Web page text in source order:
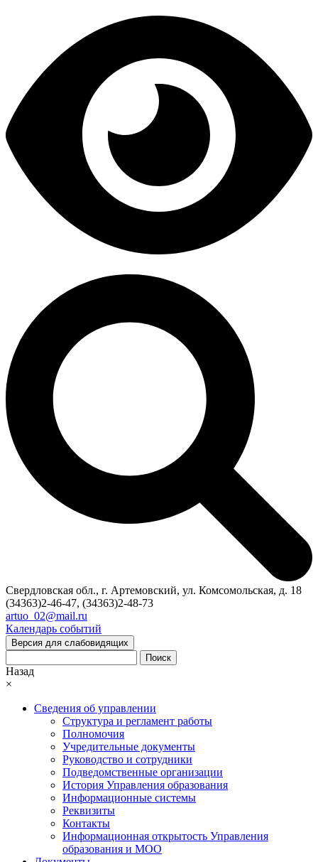
Свердловская обл., г. Артемовский, ул. Комсомольская, д. 18
(34363)2-46-47, (34363)2-48-73
artuo_02@mail.ru
Календарь событий
Версия для слабовидящих
Поиск
Назад
×
Сведения об управлении
Структура и регламент работы
Полномочия
Учредительные документы
Руководство и сотрудники
Подведомственные организации
История Управления образования
Информационные системы
Реквизиты
Контакты
Информационная открытость Управления
образования и МОО